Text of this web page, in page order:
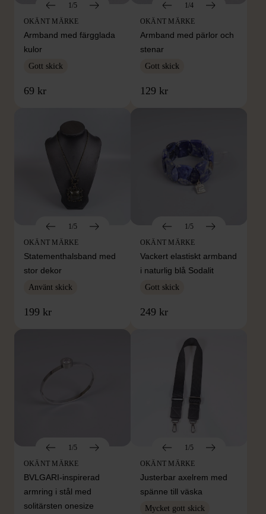
1/5
OKÄNT MÄRKE
Armband med färgglada
kulor
Gott skick
69 kr
1/4
OKÄNT MÄRKE
Armband med pärlor och
stenar
Gott skick
129 kr
1/5
OKÄNT MÄRKE
Statementhalsband med
stor dekor
Använt skick
199 kr
1/5
OKÄNT MÄRKE
Vackert elastiskt armband
i naturlig blå Sodalit
Gott skick
249 kr
1/5
OKÄNT MÄRKE
BVLGARI-inspirerad
armring i stål med
solitärsten onesize
1/5
OKÄNT MÄRKE
Justerbar axelrem med
spänne till väska
Mycket gott skick